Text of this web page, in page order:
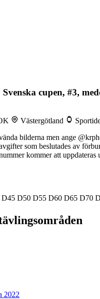
cupen, #3,
Västergötland
bilderna men ange
som beslutades av
kommer att
D45 D50 D55 D60 D65 D70
2022